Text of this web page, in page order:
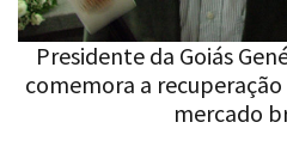
Presidente da Goiás
comemora a
mercado